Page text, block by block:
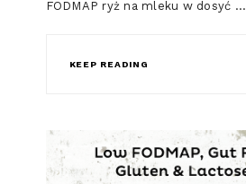
FODMAP ryż na mleku w dosyć …
KEEP READING